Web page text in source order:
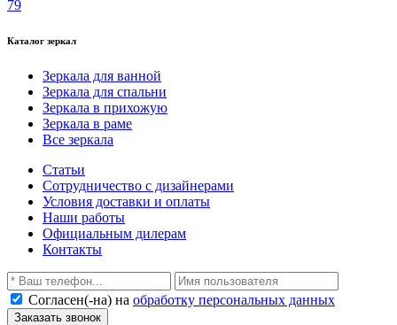
79
Каталог зеркал
Зеркала для ванной
Зеркала для спальни
Зеркала в прихожую
Зеркала в раме
Все зеркала
Статьи
Сотрудничество с дизайнерами
Условия доставки и оплаты
Наши работы
Официальным дилерам
Контакты
Согласен(-на) на обработку персональных данных
Заказать звонок